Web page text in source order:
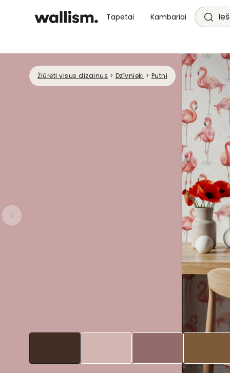
Tapetai Kambariai
Žiūrėti visus dizainus > Dzīvnieki > Putni